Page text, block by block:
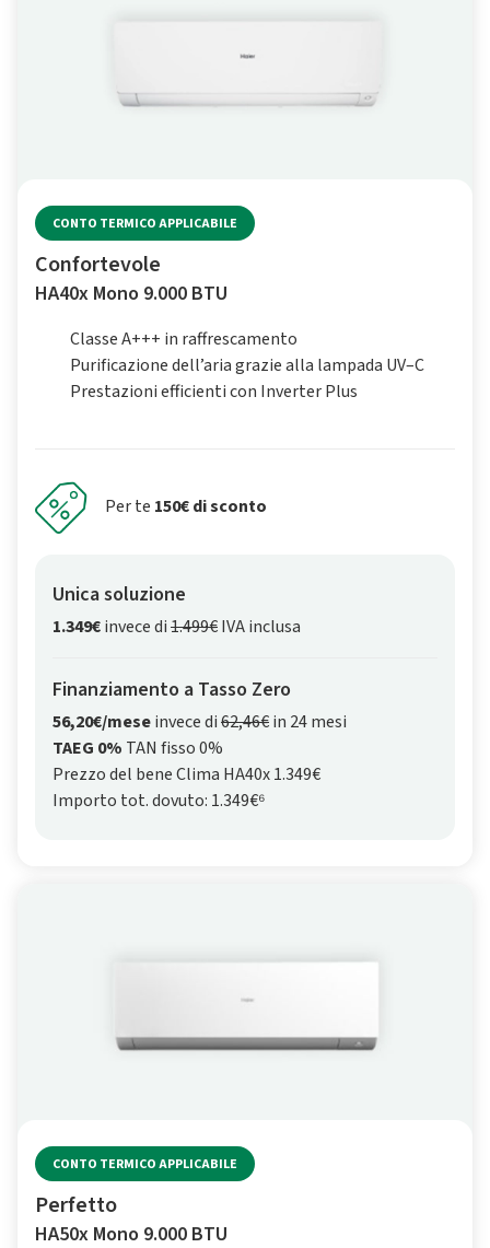
CONTO TERMICO APPLICABILE
Confortevole
HA40x Mono 9.000 BTU
Classe A+++ in raffrescamento
Purificazione dell’aria grazie alla lampada UV–C
Prestazioni efficienti con Inverter Plus
Per te 150€ di sconto
Unica soluzione
1.349€invece di1.499€IVA inclusa
Finanziamento a Tasso Zero
56,20€/meseinvece di62,46€in 24 mesi
TAEG 0% TAN fisso 0%
Prezzo del bene Clima HA40x 1.349€
Importo tot. dovuto: 1.349€⁶
CONTO TERMICO APPLICABILE
Perfetto
HA50x Mono 9.000 BTU